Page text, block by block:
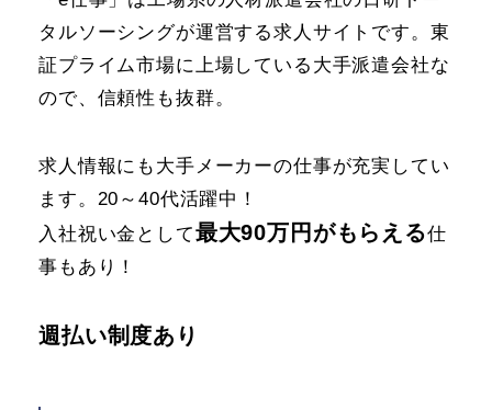
タルソーシングが運営する求人サイトです。東
証プライム市場に上場している大手派遣会社な
ので、信頼性も抜群。
求人情報にも大手メーカーの仕事が充実してい
ます。20～40代活躍中！
入社祝い金として最大90万円がもらえる仕
事もあり！
週払い制度あり